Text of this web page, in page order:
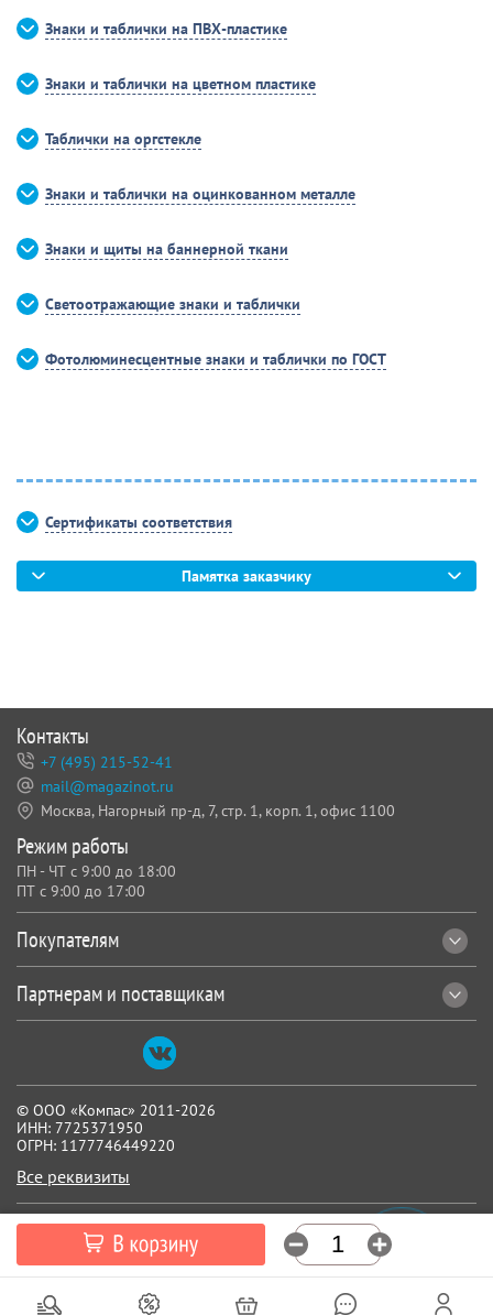
Знаки и таблички на ПВХ-пластике
Знаки и таблички на цветном пластике
Таблички на оргстекле
Знаки и таблички на оцинкованном металле
Знаки и щиты на баннерной ткани
Светоотражающие знаки и таблички
Фотолюминесцентные знаки и таблички по ГОСТ
Сертификаты соответствия
Памятка заказчику
© ООО «Компас» 2011-2026
ИНН: 7725371950
ОГРН: 1177746449220
Все реквизиты
Покупателям
Партнерам и поставщикам
Контакты
+7 (495) 215-52-41
mail@magazinot.ru
Москва, Нагорный пр-д, 7, стр. 1, корп. 1, офис 1100
Режим работы
ПН - ЧТ с 9:00 до 18:00
ПТ с 9:00 до 17:00